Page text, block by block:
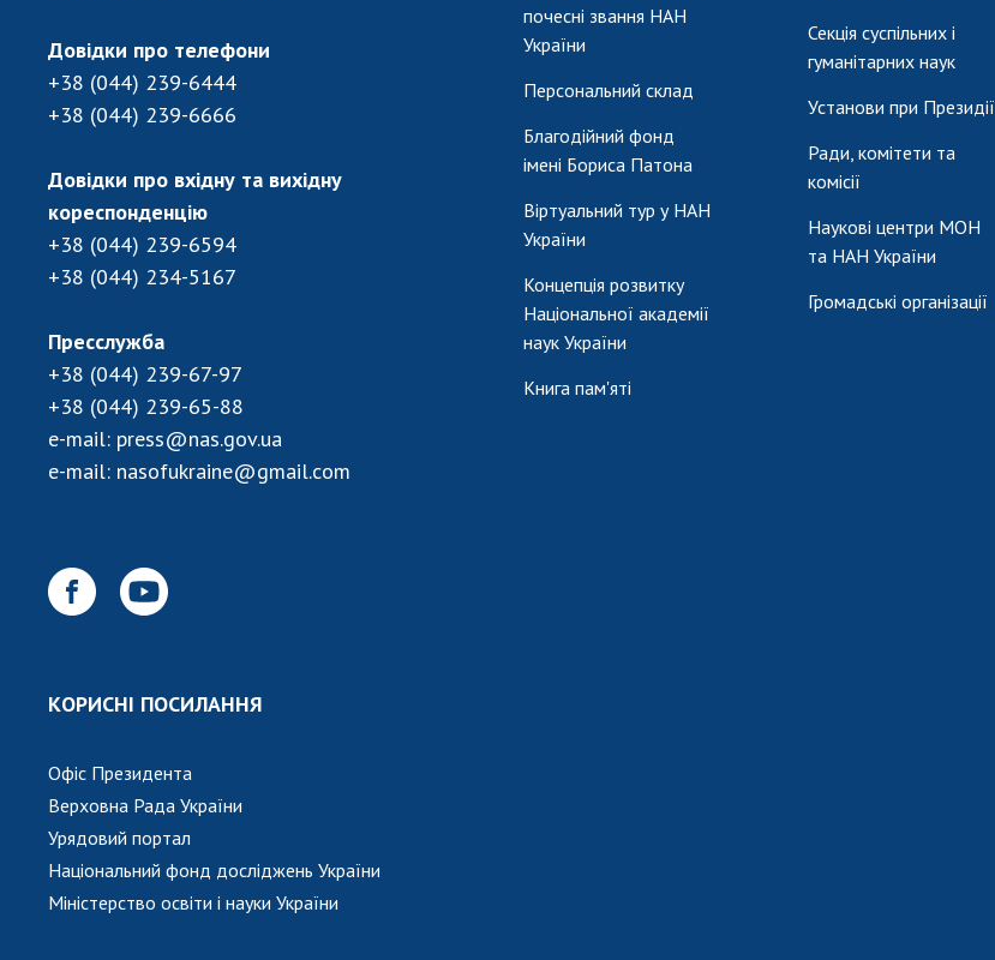
Довідки про телефони
+38 (044) 239-6444
+38 (044) 239-6666
Довідки про вхідну та вихідну
кореспонденцію
+38 (044) 239-6594
+38 (044) 234-5167
Пресслужба
+38 (044) 239-67-97
+38 (044) 239-65-88
e-mail: press@nas.gov.ua
e-mail: nasofukraine@gmail.com
КОРИСНІ ПОСИЛАННЯ
Офіс Президента
Верховна Рада України
Урядовий портал
Національний фонд досліджень України
Міністерство освіти і науки України
почесні звання НАН
України
Персональний склад
Благодійний фонд
імені Бориса Патона
Віртуальний тур у НАН
України
Концепція розвитку
Національної академії
наук України
Книга пам'яті
Секція суспільних і
гуманітарних наук
Установи при Президії
Ради, комітети та
комісії
Наукові центри МОН
та НАН України
Громадські організації